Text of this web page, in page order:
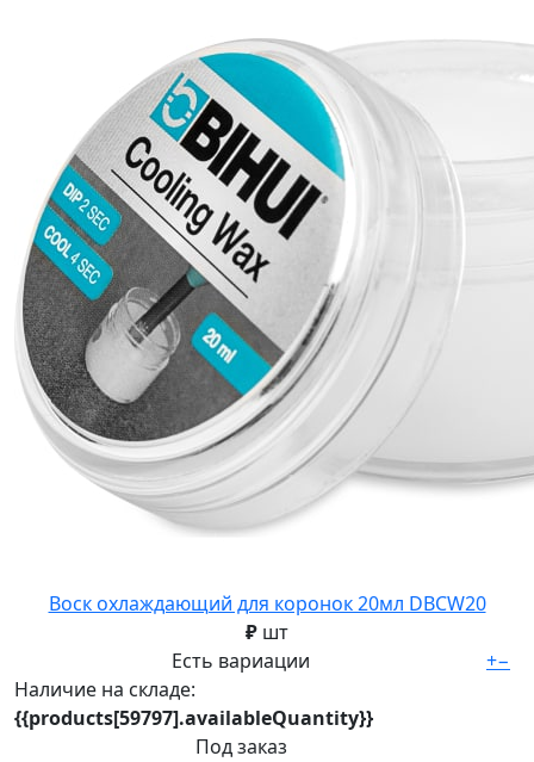
Воск охлаждающий для коронок 20мл DBCW20
₽ шт
Есть вариации
Наличие на складе:
{{products[59797].availableQuantity}}
Под заказ
+−